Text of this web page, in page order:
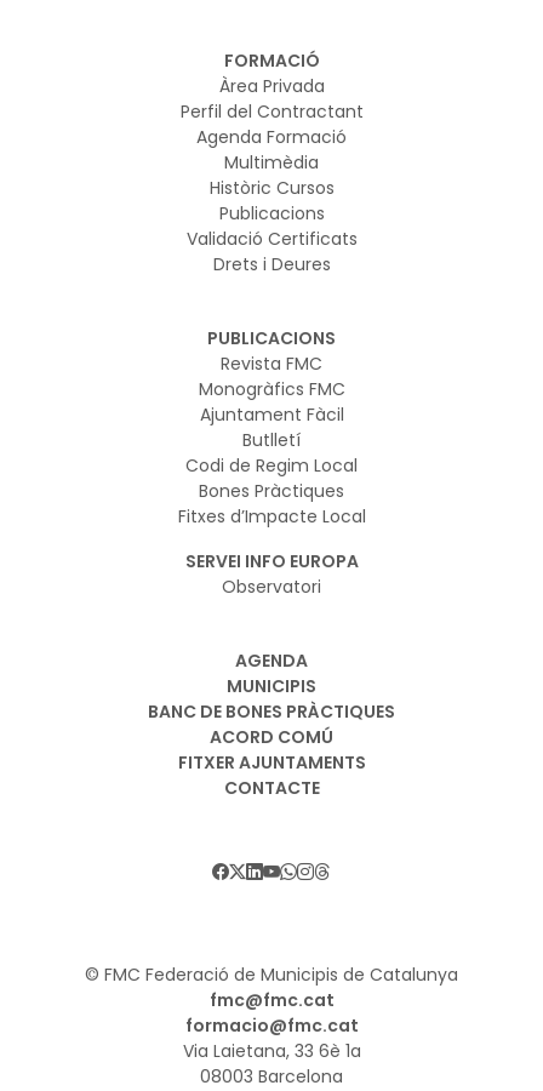
FORMACIÓ
Àrea Privada
Perfil del Contractant
Agenda Formació
Multimèdia
Històric Cursos
Publicacions
Validació Certificats
Drets i Deures
PUBLICACIONS
Revista FMC
Monogràfics FMC
Ajuntament Fàcil
Butlletí
Codi de Regim Local
Bones Pràctiques
Fitxes d’Impacte Local
SERVEI INFO EUROPA
Observatori
AGENDA
MUNICIPIS
BANC DE BONES PRÀCTIQUES
ACORD COMÚ
FITXER AJUNTAMENTS
CONTACTE
© FMC Federació de Municipis de Catalunya
fmc@fmc.cat
formacio@fmc.cat
Via Laietana, 33 6è 1a
08003 Barcelona